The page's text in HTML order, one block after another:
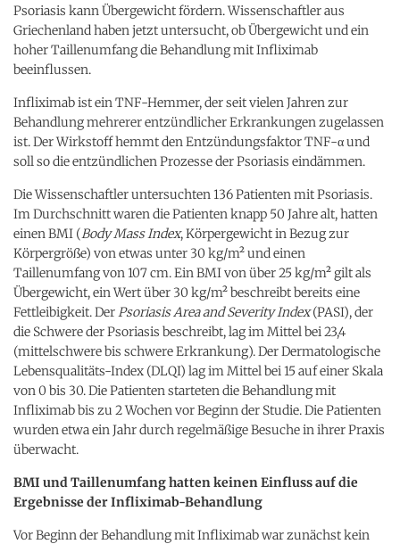
Psoriasis kann Übergewicht fördern. Wissenschaftler aus
Griechenland haben jetzt untersucht, ob Übergewicht und ein
hoher Taillenumfang die Behandlung mit Infliximab
beeinflussen.
Infliximab ist ein TNF-Hemmer, der seit vielen Jahren zur
Behandlung mehrerer entzündlicher Erkrankungen zugelassen
ist. Der Wirkstoff hemmt den Entzündungsfaktor TNF-α und
soll so die entzündlichen Prozesse der Psoriasis eindämmen.
Die Wissenschaftler untersuchten 136 Patienten mit Psoriasis.
Im Durchschnitt waren die Patienten knapp 50 Jahre alt, hatten
einen BMI (Body Mass Index, Körpergewicht in Bezug zur
Körpergröße) von etwas unter 30 kg/m² und einen
Taillenumfang von 107 cm. Ein BMI von über 25 kg/m² gilt als
Übergewicht, ein Wert über 30 kg/m² beschreibt bereits eine
Fettleibigkeit. DerPsoriasis Area and Severity Index(PASI), der
die Schwere der Psoriasis beschreibt, lag im Mittel bei 23,4
(mittelschwere bis schwere Erkrankung). Der Dermatologische
Lebensqualitäts-Index (DLQI) lag im Mittel bei 15 auf einer Skala
von 0 bis 30. Die Patienten starteten die Behandlung mit
Infliximab bis zu 2 Wochen vor Beginn der Studie. Die Patienten
wurden etwa ein Jahr durch regelmäßige Besuche in ihrer Praxis
überwacht.
BMI und Taillenumfang hatten keinen Einfluss auf die
Ergebnisse der Infliximab-Behandlung
Vor Beginn der Behandlung mit Infliximab war zunächst kein